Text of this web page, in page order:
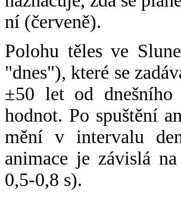
ní (červeně).
Polohu těles ve
"dnes"), které se
±50 let od dnešního
hodnot. Po spuštění
mění v intervalu
animace je závislá
0,5-0,8 s).